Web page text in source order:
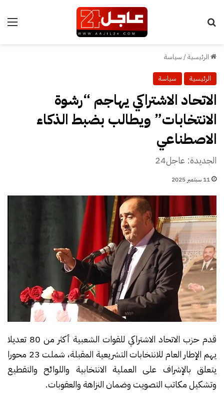
الرئيسية/ سياسة
الرئيسية سياسة
الاتحاد الاشتراكي يهاجم “رشوة
الانتخابات” ويطالب بضبط الذكاء
الاصطناعي
الجديدة: عاجل24
11 سبتمبر 2025
قدم حزب الاتحاد الاشتراكي للقوات الشعبية أكثر من 80 تعديلا
يهم الإطار العام للانتخابات التشريعية المقبلة، شملت 23 محورا
يتعلق بالإشراف على العملية الانتخابية واللوائح والتقطيع
وتشكيل مكاتب التصويت وضمان النزاهة والعقوبات.